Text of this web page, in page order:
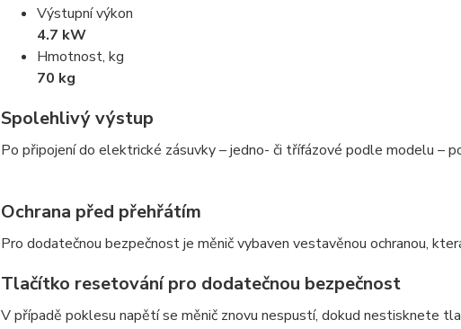
Výstupní výkon
4.7 kW
Hmotnost, kg
70 kg
Spolehlivý výstup
Po připojení do elektrické zásuvky – jedno- či třífázové podle modelu –
Ochrana před přehřátím
Pro dodatečnou bezpečnost je měnič vybaven vestavěnou ochranou,
Tlačítko resetování pro dodatečnou bezpečnost
V případě poklesu napětí se měnič znovu nespustí, dokud nestisknete